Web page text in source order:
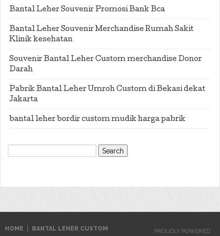
Bantal Leher Souvenir Promosi Bank Bca
Bantal Leher Souvenir Merchandise Rumah Sakit
Klinik kesehatan
Souvenir Bantal Leher Custom merchandise Donor
Darah
Pabrik Bantal Leher Umroh Custom di Bekasi dekat
Jakarta
bantal leher bordir custom mudik harga pabrik
Search
for:
HOME BANTAL LEHER CUSTOM PROUDLY POWERED